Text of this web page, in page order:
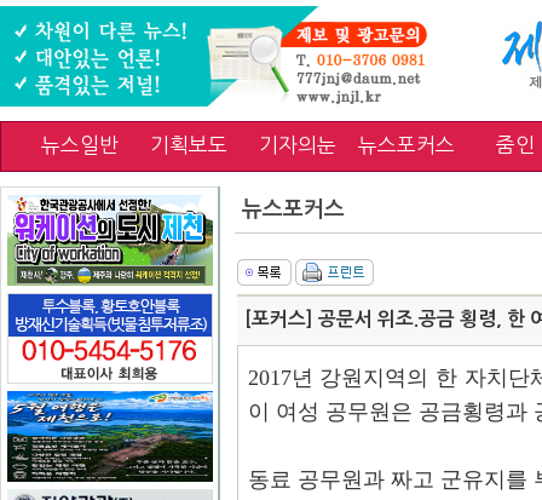
뉴스일반 기획보도 기자의눈 뉴스포커스 줌인
뉴스포커스
[포커스] 공문서 위조.공금 횡령, 한
2017년 강원지역의 한 자치
이 여성 공무원은 공금횡령과
동료 공무원과 짜고 군유지를